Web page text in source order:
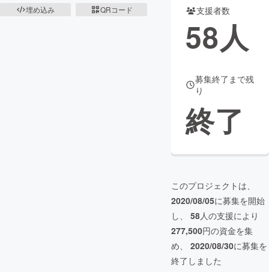
CAMPFIREふるさと納税
コミュニティ
埋め込み
QRコード 支援者数
58人
募集終了まで残
り
終了
このプロジェクトは、
2020/08/05に募集を開始
し、 58人の支援により
277,500円の資金を集
め、 2020/08/30に募集を
終了しました